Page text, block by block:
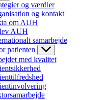
og værdier
og kontakt
om AUH
AUH
samarbejde
patienten
med kvalitet